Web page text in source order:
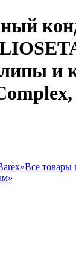
и
»Все товары
»